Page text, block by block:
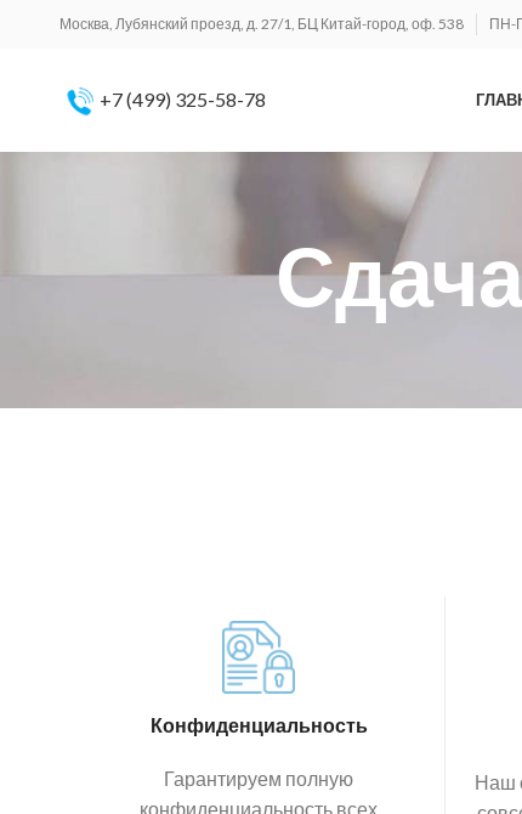
Москва, Лубянский проезд, д. 27/1, БЦ Китай-город, оф. 538 ПН-
+7 (499) 325-58-78
Конфиденциальность
Гарантируем полную
конфиденциальность всех
Наш